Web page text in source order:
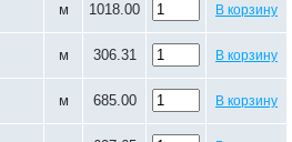
м 1018.00 В корзину
м 306.31 В корзину
м 685.00 В корзину